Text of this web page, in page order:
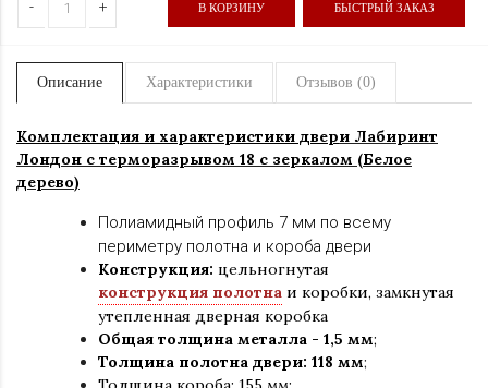
- + В КОРЗИНУ БЫСТРЫЙ ЗАКАЗ
Описание Характеристики Отзывов (0)
Комплектация и характеристики двери Лабиринт
Лондон с терморазрывом 18 с зеркалом (Белое
дерево)
Полиамидный профиль 7 мм по всему
периметру полотна и короба двери
Конструкция: цельногнутая
конструкция полотна и коробки, замкнутая
утепленная дверная коробка
Общая толщина металла - 1,5 мм;
Толщина полотна двери: 118 мм;